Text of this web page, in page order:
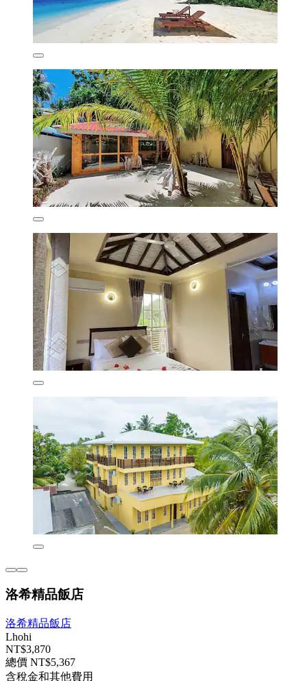
洛希精品飯店
洛希精品飯店
Lhohi
NT$3,870
總價 NT$5,367
含稅金和其他費用